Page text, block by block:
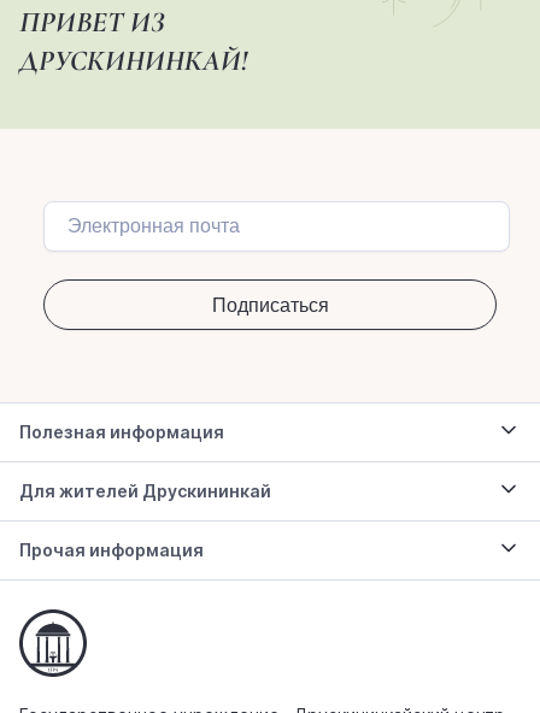
ПРИВЕТ ИЗ
ДРУСКИНИНКАЙ!
Полезная информация
Для жителей Друскининкай
Прочая информация